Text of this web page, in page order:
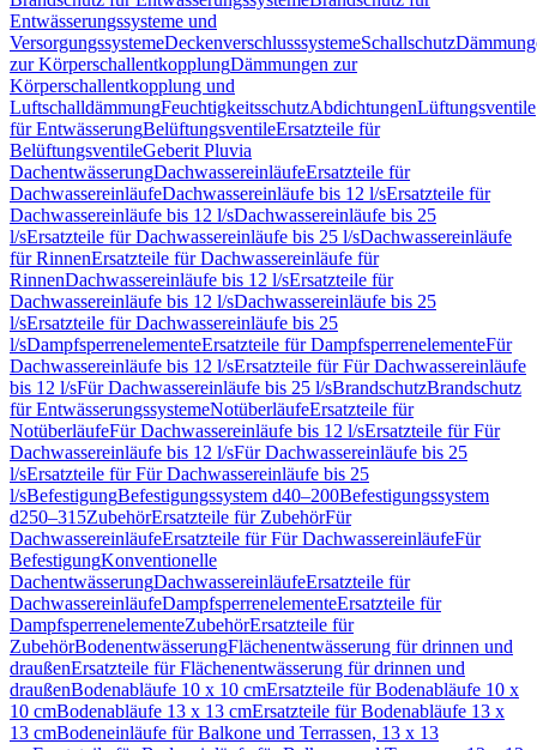
Entwässerungssysteme und
VersorgungssystemeDeckenverschlusssystemeSchallschutz
zur KörperschallentkopplungDämmungen zur
Körperschallentkopplung und
LuftschalldämmungFeuchtigkeitsschutzAbdichtungenLüftungsventile
für EntwässerungBelüftungsventileErsatzteile für
BelüftungsventileGeberit Pluvia
DachentwässerungDachwassereinläufeErsatzteile für
DachwassereinläufeDachwassereinläufe bis 12 l/sErsatzteile für
Dachwassereinläufe bis 12 l/sDachwassereinläufe bis 25
l/sErsatzteile für Dachwassereinläufe bis 25 l/sDachwassereinläufe
für RinnenErsatzteile für Dachwassereinläufe für
RinnenDachwassereinläufe bis 12 l/sErsatzteile für
Dachwassereinläufe bis 12 l/sDachwassereinläufe bis 25
l/sErsatzteile für Dachwassereinläufe bis 25
l/sDampfsperrenelementeErsatzteile für DampfsperrenelementeFür
Dachwassereinläufe bis 12 l/sErsatzteile für Für Dachwassereinläufe
bis 12 l/sFür Dachwassereinläufe bis 25 l/sBrandschutzBrandschutz
für EntwässerungssystemeNotüberläufeErsatzteile für
NotüberläufeFür Dachwassereinläufe bis 12 l/sErsatzteile für Für
Dachwassereinläufe bis 12 l/sFür Dachwassereinläufe bis 25
l/sErsatzteile für Für Dachwassereinläufe bis 25
l/sBefestigungBefestigungssystem d40–200Befestigungssystem
d250–315ZubehörErsatzteile für ZubehörFür
DachwassereinläufeErsatzteile für Für DachwassereinläufeFür
BefestigungKonventionelle
DachentwässerungDachwassereinläufeErsatzteile für
DachwassereinläufeDampfsperrenelementeErsatzteile für
DampfsperrenelementeZubehörErsatzteile für
ZubehörBodenentwässerungFlächenentwässerung für drinnen und
draußenErsatzteile für Flächenentwässerung für drinnen und
draußenBodenabläufe 10 x 10 cmErsatzteile für Bodenabläufe 10 x
10 cmBodenabläufe 13 x 13 cmErsatzteile für Bodenabläufe 13 x
13 cmBodeneinläufe für Balkone und Terrassen, 13 x 13